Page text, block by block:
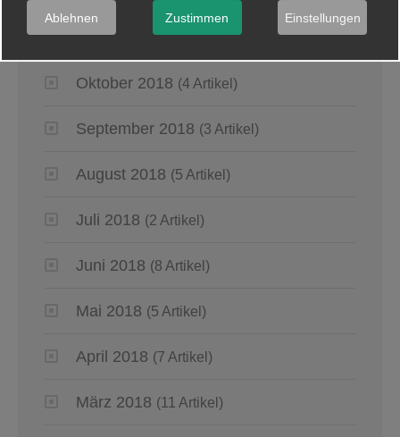
November 2018 (2 Artikel)
Oktober 2018 (4 Artikel)
September 2018 (3 Artikel)
August 2018 (5 Artikel)
Juli 2018 (2 Artikel)
Juni 2018 (8 Artikel)
Mai 2018 (5 Artikel)
April 2018 (7 Artikel)
März 2018 (11 Artikel)
Ablehnen Zustimmen Einstellungen